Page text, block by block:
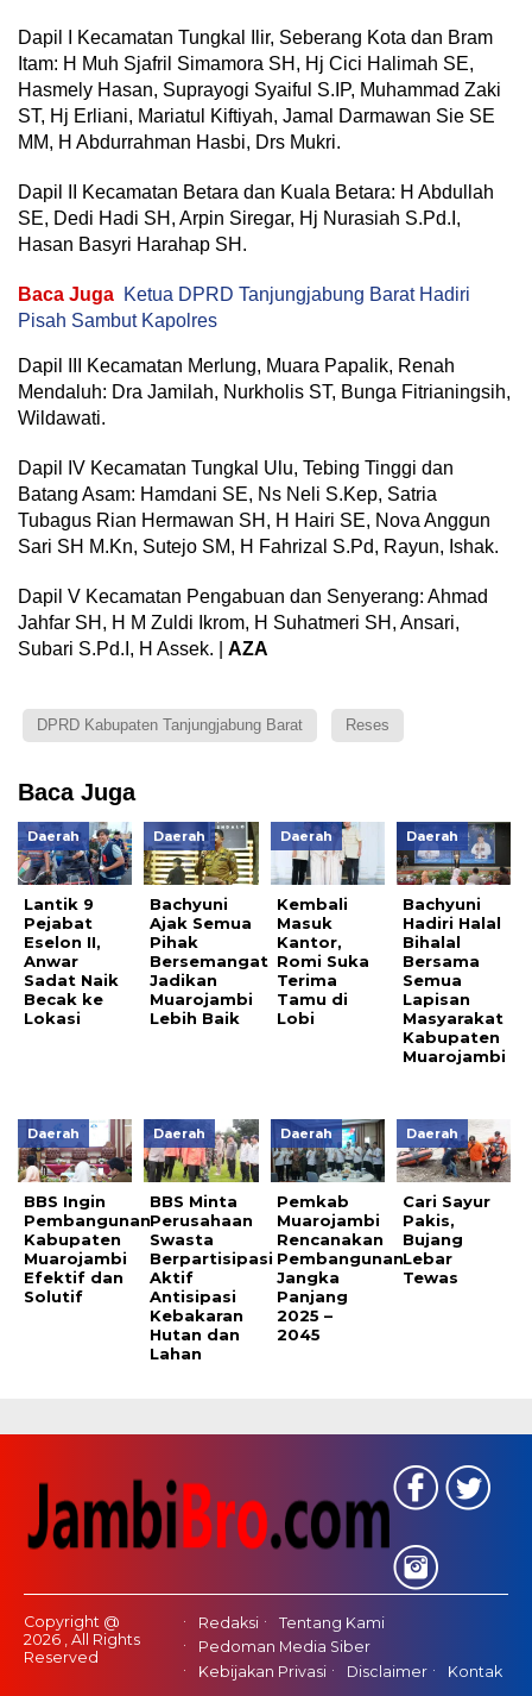
Dapil I Kecamatan Tungkal Ilir, Seberang Kota dan Bram
Itam: H Muh Sjafril Simamora SH, Hj Cici Halimah SE,
Hasmely Hasan, Suprayogi Syaiful S.IP, Muhammad Zaki
ST, Hj Erliani, Mariatul Kiftiyah, Jamal Darmawan Sie SE
MM, H Abdurrahman Hasbi, Drs Mukri.
Dapil II Kecamatan Betara dan Kuala Betara: H Abdullah
SE, Dedi Hadi SH, Arpin Siregar, Hj Nurasiah S.Pd.I,
Hasan Basyri Harahap SH.
Baca Juga Ketua DPRD Tanjungjabung Barat Hadiri
Pisah Sambut Kapolres
Dapil III Kecamatan Merlung, Muara Papalik, Renah
Mendaluh: Dra Jamilah, Nurkholis ST, Bunga Fitrianingsih,
Wildawati.
Dapil IV Kecamatan Tungkal Ulu, Tebing Tinggi dan
Batang Asam: Hamdani SE, Ns Neli S.Kep, Satria
Tubagus Rian Hermawan SH, H Hairi SE, Nova Anggun
Sari SH M.Kn, Sutejo SM, H Fahrizal S.Pd, Rayun, Ishak.
Dapil V Kecamatan Pengabuan dan Senyerang: Ahmad
Jahfar SH, H M Zuldi Ikrom, H Suhatmeri SH, Ansari,
Subari S.Pd.I, H Assek. | AZA
DPRD Kabupaten Tanjungjabung Barat Reses
Baca Juga
Daerah
Lantik 9
Pejabat
Eselon II,
Anwar
Sadat Naik
Becak ke
Lokasi
Daerah
Bachyuni
Ajak Semua
Pihak
Bersemangat
Jadikan
Muarojambi
Lebih Baik
Daerah
Kembali
Masuk
Kantor,
Romi Suka
Terima
Tamu di
Lobi
Daerah
Bachyuni
Hadiri Halal
Bihalal
Bersama
Semua
Lapisan
Masyarakat
Kabupaten
Muarojambi
Daerah
BBS Ingin
Pembangunan
Kabupaten
Muarojambi
Efektif dan
Solutif
Daerah
BBS Minta
Perusahaan
Swasta
Berpartisipasi
Aktif
Antisipasi
Kebakaran
Hutan dan
Lahan
Daerah
Pemkab
Muarojambi
Rencanakan
Pembangunan
Jangka
Panjang
2025 –
2045
Daerah
Cari Sayur
Pakis,
Bujang
Lebar
Tewas
Copyright @
2026 , All Rights
Reserved
Redaksi
Tentang Kami
Pedoman Media Siber
Kebijakan Privasi
Disclaimer Kontak